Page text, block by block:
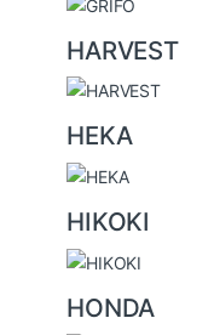
HARVEST
HEKA
HIKOKI
HONDA